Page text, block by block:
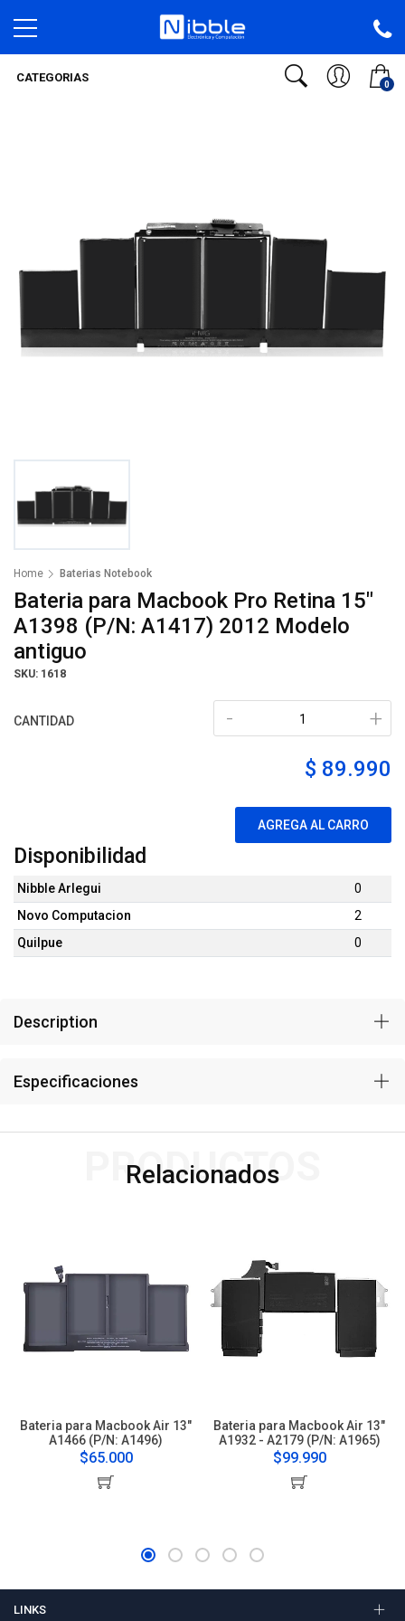
0
CATEGORIAS
Home Baterias Notebook
Bateria para Macbook Pro Retina 15"
A1398 (P/N: A1417) 2012 Modelo
antiguo
SKU: 1618
CANTIDAD +
-
$ 89.990
AGREGA AL CARRO
Disponibilidad
Nibble Arlegui
0
Novo Computacion
2
Quilpue
0
Description
Especificaciones
Relacionados
PRODUCTOS
Bateria para Macbook Air 13"
A1466 (P/N: A1496)
$65.000
Bateria para Macbook Air 13"
A1932 - A2179 (P/N: A1965)
$99.990
LINKS